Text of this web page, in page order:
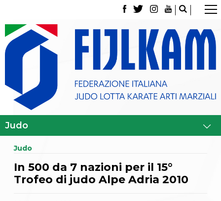
La Federazione
Tesseramento
Contatti
Norme e modulistica Affiliazioni e Tesseramenti
Classifica Società Sportive con più di 100 atleti
tesserati
Giustizia Sportiva
Partners
Trasparenza
Judo
Judo
In 500 da 7 nazioni per il 15°
Trofeo di judo Alpe Adria 2010